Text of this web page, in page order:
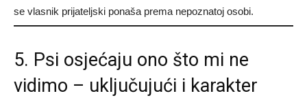
se vlasnik prijateljski ponaša prema nepoznatoj osobi.
5. Psi osjećaju ono što mi ne
vidimo – uključujući i karakter